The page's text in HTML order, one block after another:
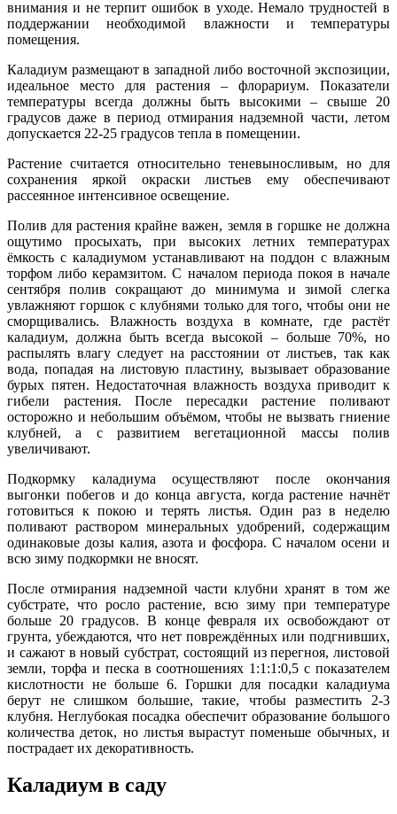
внимания и не терпит ошибок в уходе. Немало трудностей в
поддержании необходимой влажности и температуры
помещения.
Каладиум размещают в западной либо восточной экспозиции,
идеальное место для растения – флорариум. Показатели
температуры всегда должны быть высокими – свыше 20
градусов даже в период отмирания надземной части, летом
допускается 22-25 градусов тепла в помещении.
Растение считается относительно теневыносливым, но для
сохранения яркой окраски листьев ему обеспечивают
рассеянное интенсивное освещение.
Полив для растения крайне важен, земля в горшке не должна
ощутимо просыхать, при высоких летних температурах
ёмкость с каладиумом устанавливают на поддон с влажным
торфом либо керамзитом. С началом периода покоя в начале
сентября полив сокращают до минимума и зимой слегка
увлажняют горшок с клубнями только для того, чтобы они не
сморщивались. Влажность воздуха в комнате, где растёт
каладиум, должна быть всегда высокой – больше 70%, но
распылять влагу следует на расстоянии от листьев, так как
вода, попадая на листовую пластину, вызывает образование
бурых пятен. Недостаточная влажность воздуха приводит к
гибели растения. После пересадки растение поливают
осторожно и небольшим объёмом, чтобы не вызвать гниение
клубней, а с развитием вегетационной массы полив
увеличивают.
Подкормку каладиума осуществляют после окончания
выгонки побегов и до конца августа, когда растение начнёт
готовиться к покою и терять листья. Один раз в неделю
поливают раствором минеральных удобрений, содержащим
одинаковые дозы калия, азота и фосфора. С началом осени и
всю зиму подкормки не вносят.
После отмирания надземной части клубни хранят в том же
субстрате, что росло растение, всю зиму при температуре
больше 20 градусов. В конце февраля их освобождают от
грунта, убеждаются, что нет повреждённых или подгнивших,
и сажают в новый субстрат, состоящий из перегноя, листовой
земли, торфа и песка в соотношениях 1:1:1:0,5 с показателем
кислотности не больше 6. Горшки для посадки каладиума
берут не слишком большие, такие, чтобы разместить 2-3
клубня. Неглубокая посадка обеспечит образование большого
количества деток, но листья вырастут поменьше обычных, и
пострадает их декоративность.
Каладиум в саду